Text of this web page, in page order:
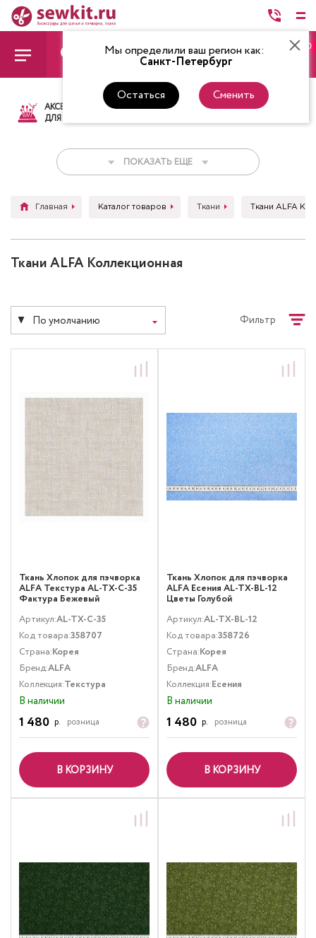
Мы определили ваш регион как:
Санкт-Петербург
Остаться Сменить
0
АКСЕССУАРЫ
ДЛЯ ШИТЬЯ
ТКАНИ НИТКИ
ПОКАЗАТЬ ЕЩЕ
Главная Каталог товаров Ткани Ткани ALFA
Ткани ALFA Коллекционная
По умолчанию Фильтр
Ткань Хлопок для пэчворка
ALFA Текстура AL-TX-C-35
Фактура Бежевый
Артикул:AL-TX-C-35
Код товара:358707
Страна:Корея
Бренд:ALFA
Коллекция:Текстура
В наличии
1 480 р. розница
В КОРЗИНУ
Ткань Хлопок для пэчворка
ALFA Есения AL-TX-BL-12
Цветы Голубой
Артикул:AL-TX-BL-12
Код товара:358726
Страна:Корея
Бренд:ALFA
Коллекция:Есения
В наличии
1 480 р. розница
В КОРЗИНУ